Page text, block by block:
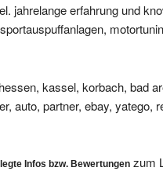
jahrelange erfahrung und
kassel, korbach, bad
auto, partner, ebay, yatego,
Infos bzw. Bewertungen zum